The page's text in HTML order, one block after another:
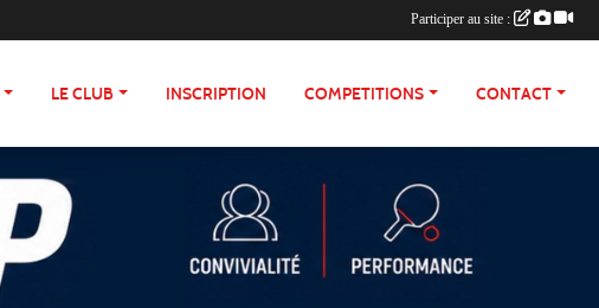
LE CLUB INSCRIPTION COMPETITIONS CONTACT
Participer au site :